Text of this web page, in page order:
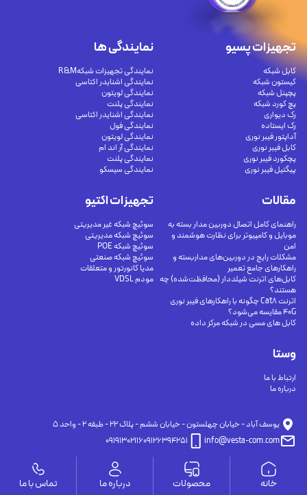
وستا
ارتباط با ما
درباره ما
تجهیزات پسیو
کابل شبکه
کیستون شبکه
پچپنل شبکه
پچ کورد شبکه
رک دیواری
رک ایستاده
آداپتور فیبر نوری
کابل فیبر نوری
پچکورد فیبر نوری
پیگتیل فیبر نوری
تجهیزات اکتیو
سوئیچ شبکه غیر مدیریتی
سوئیچ شبکه مدیریتی
سوئیچ شبکه POE
سوئیچ شبکه صنعتی
مدیا کانورتور و متعلقات
مودم VDSL
نمایندگی ها
نمایندگی تجهیزات شبکهR&M
نمایندگی اشنایدر اکتاسی
نمایندگی لویتون
نمایندگی پلنت
نمایندگی اشنایدر اکتاسی
نمایندگی فول
نمایندگی لویتون
نمایندگی آر اند ام
نمایندگی پلنت
نمایندگی سیسکو
مقالات
راهنمای کامل اتصال دوربین مدار بسته به
موبایل و کامپیوتر برای نظارت هوشمند و
امن
مشکلات رایج در دوربین‌های مداربسته و
راهکارهای جامع تعمیر
کابل‌های اترنت شیلددار (محافظت‌شده) چه
هستند؟
اترنت Cat8 چگونه با راهکارهای فیبر نوری
40G مقایسه می‌شود؟
کابل های مسی در شبکه مرکز داده
يوسف آباد - خيابان چهلستون - خيابان ششم - پلاك ٢٢ - طبقه ٢ - واحد ٥
info@vesta-com.com
09126394251
09191302116
خانه محصولات درباره ما تماس با ما